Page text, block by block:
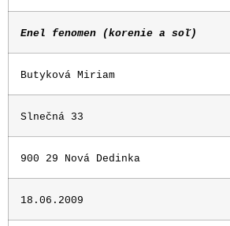
Enel fenomen (korenie a soľ)
Butyková Miriam
Slnečná 33
900 29 Nová Dedinka
18.06.2009